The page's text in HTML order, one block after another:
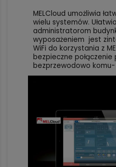
MELCloud umożliwia
wielu systemów.
administratorom
wyposażeniem jest
WiFi do korzystania z
bezpieczne połączenie
bezprzewodowo